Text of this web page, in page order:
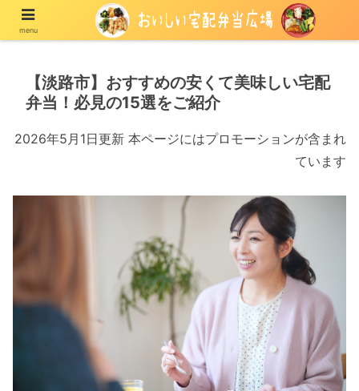
宅配の冷凍弁当や冷蔵弁当を紹介する情報メディア
【淡路市】おすすめの安くて美味しい宅配
弁当！必見の15選をご紹介
2026年5月1日更新 本ページにはプロモーションが含まれ
ています
menu